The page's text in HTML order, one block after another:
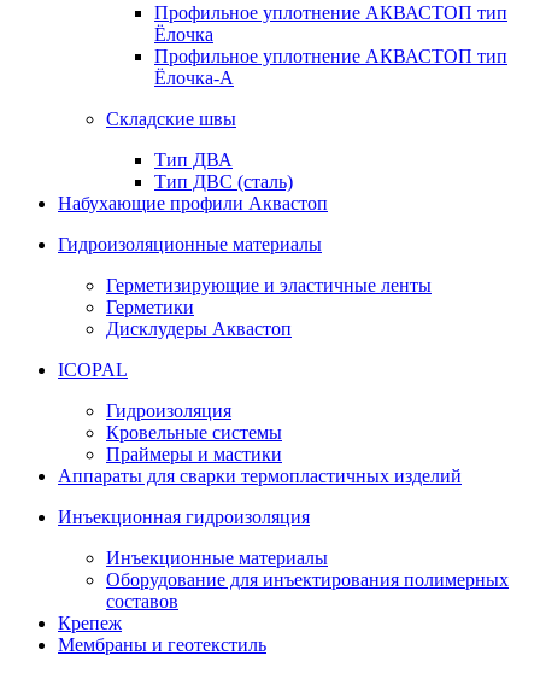
Профильное уплотнение АКВАСТОП тип
Ёлочка
Профильное уплотнение АКВАСТОП тип
Ёлочка-А
Складские швы
Тип ДВА
Тип ДВС (сталь)
Набухающие профили Аквастоп
Гидроизоляционные материалы
Герметизирующие и эластичные ленты
Герметики
Дисклудеры Аквастоп
ICOPAL
Гидроизоляция
Кровельные системы
Праймеры и мастики
Аппараты для сварки термопластичных изделий
Инъекционная гидроизоляция
Инъекционные материалы
Оборудование для инъектирования полимерных
составов
Крепеж
Мембраны и геотекстиль